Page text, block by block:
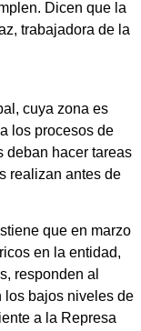
Dicen que la
trabajadora de la
cuya zona es
los procesos de
deban hacer tareas
realizan antes de
que en marzo
en la entidad,
responden al
los bajos niveles de
a la Represa